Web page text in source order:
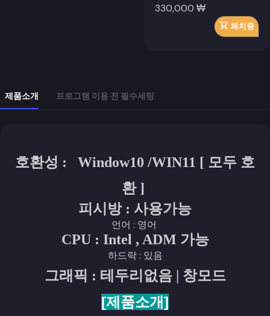
330,000 ₩
패치중
제품소개 프로그램 이용 전 필수세팅
호환성 :
Window10 /WIN11 [ 모두 호
환 ]
피시방 : 사용가능
언어 : 영어
CPU : Intel , ADM 가능
하드락 : 있음
그래픽 : 테두리없음 | 창모드
[제품소개]